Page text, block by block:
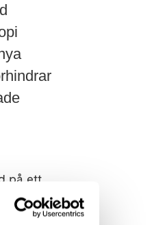
på ett
över